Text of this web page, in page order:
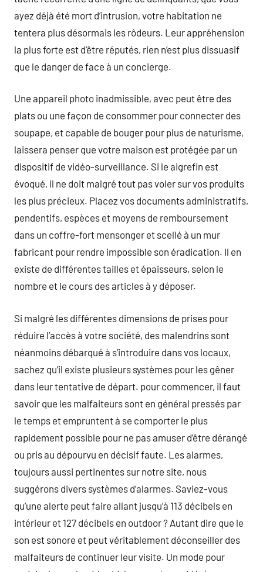
ayez déjà été mort d’intrusion, votre habitation ne
tentera plus désormais les rôdeurs. Leur appréhension
la plus forte est d’être réputés, rien n’est plus dissuasif
que le danger de face à un concierge.
Une appareil photo inadmissible, avec peut être des
plats ou une façon de consommer pour connecter des
soupape, et capable de bouger pour plus de naturisme,
laissera penser que votre maison est protégée par un
dispositif de vidéo-surveillance. Si le aigrefin est
évoqué, il ne doit malgré tout pas voler sur vos produits
les plus précieux. Placez vos documents administratifs,
pendentifs, espèces et moyens de remboursement
dans un coffre-fort mensonger et scellé à un mur
fabricant pour rendre impossible son éradication. Il en
existe de différentes tailles et épaisseurs, selon le
nombre et le cours des articles à y déposer.
Si malgré les différentes dimensions de prises pour
réduire l’accès à votre société, des malendrins sont
néanmoins débarqué à s’introduire dans vos locaux,
sachez qu’il existe plusieurs systèmes pour les gêner
dans leur tentative de départ. pour commencer, il faut
savoir que les malfaiteurs sont en général pressés par
le temps et empruntent à se comporter le plus
rapidement possible pour ne pas amuser d’être dérangé
ou pris au dépourvu en décisif faute. Les alarmes,
toujours aussi pertinentes sur notre site, nous
suggérons divers systèmes d’alarmes. Saviez-vous
qu’une alerte peut faire allant jusqu’à 113 décibels en
intérieur et 127 décibels en outdoor ? Autant dire que le
son est sonore et peut véritablement déconseiller des
malfaiteurs de continuer leur visite. Un mode pour